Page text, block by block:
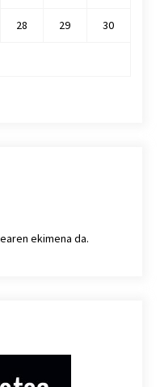
28 29 30
ekimena da.